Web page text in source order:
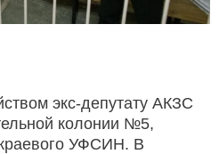
экс-депутату АКЗС
колонии №5,
УФСИН. В